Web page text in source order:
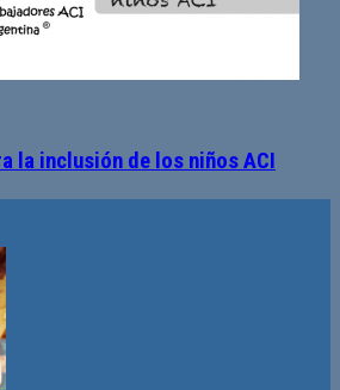
la inclusión de los niños ACI